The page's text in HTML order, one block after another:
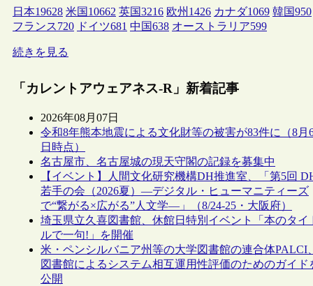
日本19628 米国 10662 英国3216 欧州 1426 カナダ1069 韓国950
フランス720 ドイツ681 中国638 オーストラリア599
続きを見る
「カレントアウェアネス-R」新着記事
2026年08月07日
令和8年熊本地震による文化財等の被害が83件に（8月
日時点）
名古屋市、名古屋城の現天守閣の記録を募集中
【イベント】人間文化研究機構DH推進室、「第5回
若手の会（2026夏）―デジタル・ヒューマニティーズ
で“繋がる×広がる”人文学―」（8/24-25・大阪府）
埼玉県立久喜図書館、休館日特別イベント「本のタイ
ルで一句!」を開催
米・ペンシルバニア州等の大学図書館の連合体PALCI、
図書館によるシステム相互運用性評価のためのガイド
公開